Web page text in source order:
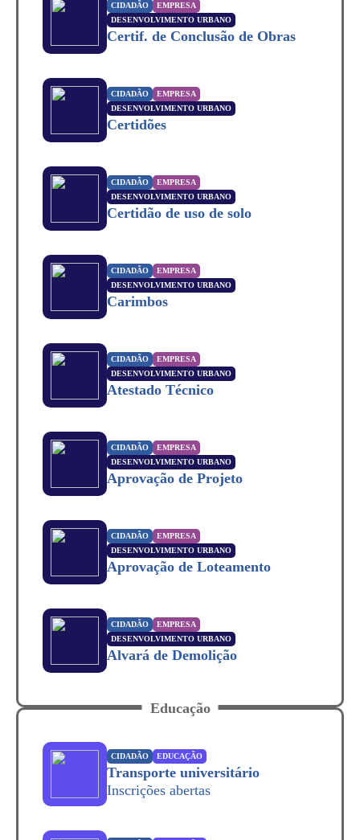
CIDADÃO
EMPRESA
DESENVOLVIMENTO URBANO
Certif. de Conclusão de Obras
CIDADÃO
EMPRESA
DESENVOLVIMENTO URBANO
Certidões
CIDADÃO
EMPRESA
DESENVOLVIMENTO URBANO
Certidão de uso de solo
CIDADÃO
EMPRESA
DESENVOLVIMENTO URBANO
Carimbos
CIDADÃO
EMPRESA
DESENVOLVIMENTO URBANO
Atestado Técnico
CIDADÃO
EMPRESA
DESENVOLVIMENTO URBANO
Aprovação de Projeto
CIDADÃO
EMPRESA
DESENVOLVIMENTO URBANO
Aprovação de Loteamento
CIDADÃO
EMPRESA
DESENVOLVIMENTO URBANO
Alvará de Demolição
Educação
CIDADÃO EDUCAÇÃO
Transporte universitário
Inscrições abertas